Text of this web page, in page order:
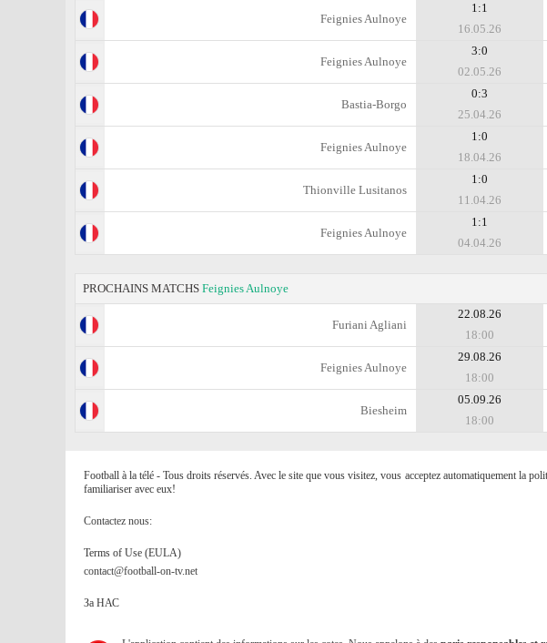
Feignies Aulnoye
1:1
16.05.26
Feignies Aulnoye
3:0
02.05.26
Bastia-Borgo
0:3
25.04.26
Feignies Aulnoye
1:0
18.04.26
Thionville Lusitanos
1:0
11.04.26
Feignies Aulnoye
1:1
04.04.26
PROCHAINS MATCHS Feignies Aulnoye
Furiani Agliani
22.08.26
18:00
Feignies Aulnoye
29.08.26
18:00
Biesheim
05.09.26
18:00
Football à la télé - Tous droits réservés. Avec le site que vous visitez, vous acceptez automatiquement la
familiariser avec eux!
Contactez nous:
Terms of Use (EULA)
contact@football-on-tv.net
За НАС